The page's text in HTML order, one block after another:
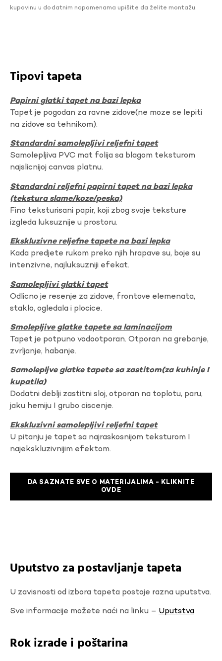
kupovinu u dodatnim napomenama upišite da želite montažu.
Tipovi tapeta
Papirni glatki tapet na bazi lepka
Tapet je pogodan za ravne zidove(ne moze se lepiti
na zidove sa tehnikom).
Standardni samolepljivi reljefni tapet
Samolepljiva PVC mat folija sa blagom teksturom
najslicnijoj canvas platnu.
Standardni reljefni papirni tapet na bazi lepka
(tekstura slame/koze/peska)
Fino teksturisani papir, koji zbog svoje teksture
izgleda luksuznije u prostoru.
Ekskluzivne reljefne tapete na bazi lepka
Kada predjete rukom preko njih hrapave su, boje su
intenzivne, najluksuzniji efekat.
Samolepljivi glatki tapet
Odlicno je resenje za zidove, frontove elemenata,
staklo, ogledala i plocice.
Smolepljive glatke tapete sa laminacijom
Tapet je potpuno vodootporan. Otporan na grebanje,
zvrljanje, habanje.
Samolepljve glatke tapete sa zastitom(za kuhinje I
kupatila)
Dodatni deblji zastitni sloj, otporan na toplotu, paru,
jaku hemiju I grubo ciscenje.
Ekskluzivni samolepljivi reljefni tapet
U pitanju je tapet sa najraskosnijom teksturom I
najekskluzivnijim efektom.
DA SAZNATE SVE O MATERIJALIMA - KLIKNITE
OVDE
Uputstvo za postavljanje tapeta
U zavisnosti od izbora tapeta postoje razna uputstva.
Sve informacije možete naći na linku – Uputstva
Rok izrade i poštarina